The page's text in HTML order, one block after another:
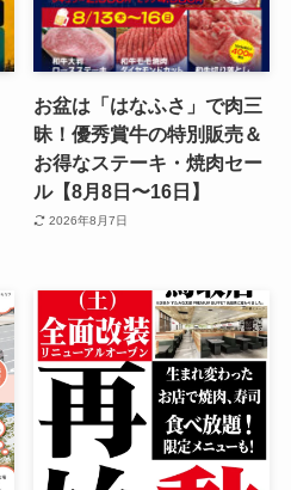
お盆は「はなふさ」で肉三
昧！優秀賞牛の特別販売＆
お得なステーキ・焼肉セー
ル【8月8日〜16日】
2026年8月7日